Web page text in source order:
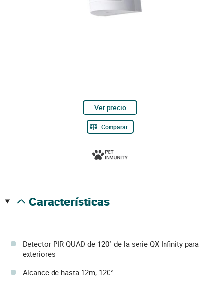
Ver precio
Comparar
características
Detector PIR QUAD de 120° de la serie QX Infinity para
exteriores
Alcance de hasta 12m, 120°